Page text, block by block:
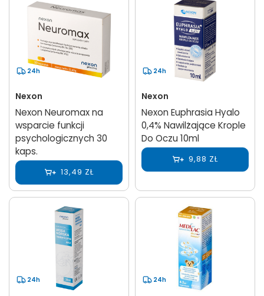
24h
Nexon
Nexon Neuromax na
wsparcie funkcji
psychologicznych 30
kaps.
13,49 ZŁ
24h
Nexon
Nexon Euphrasia Hyalo
0,4% Nawilżające Krople
Do Oczu 10ml
9,88 ZŁ
24h 24h